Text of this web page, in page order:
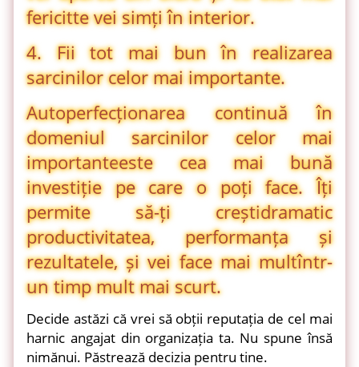
fericitte vei simți în interior.
4. Fii tot mai bun în realizarea
sarcinilor celor mai importante.
Autoperfecționarea continuă în
domeniul sarcinilor celor mai
importanteeste cea mai bună
investiție pe care o poți face. Îți
permite să-ți creștidramatic
productivitatea, performanța și
rezultatele, și vei face mai multîntr-
un timp mult mai scurt.
Decide astăzi că vrei să obții reputația de cel mai
harnic angajat din organizația ta. Nu spune însă
nimănui. Păstrează decizia pentru tine.